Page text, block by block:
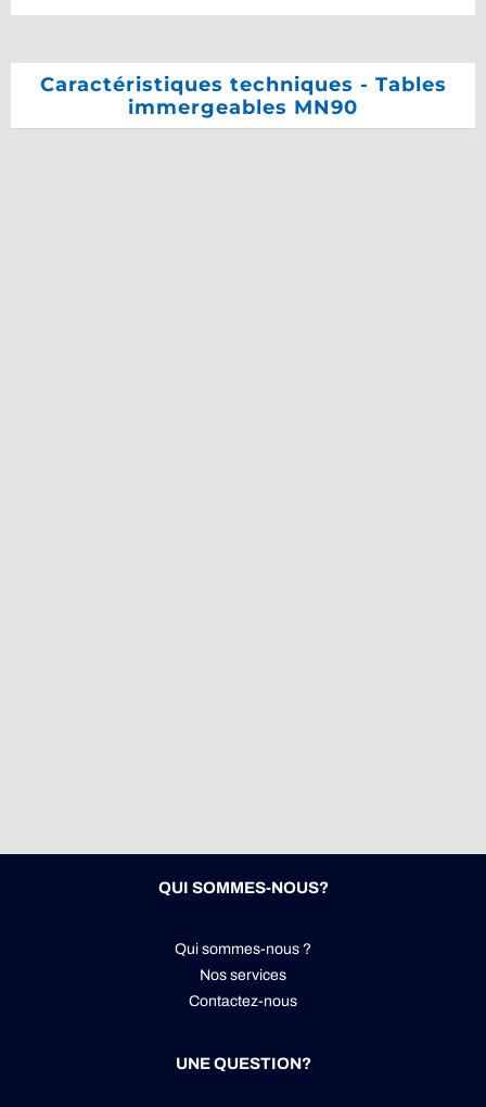
Caractéristiques techniques - Tables
immergeables MN90
QUI SOMMES-NOUS?
Qui sommes-nous ?
Nos services
Contactez-nous
UNE QUESTION?